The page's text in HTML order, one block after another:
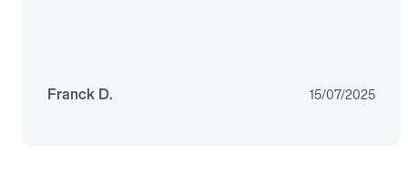
Franck D. 15/07/2025